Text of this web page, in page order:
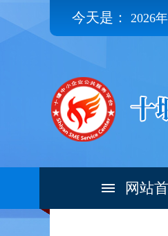
今天是： 2026
网站